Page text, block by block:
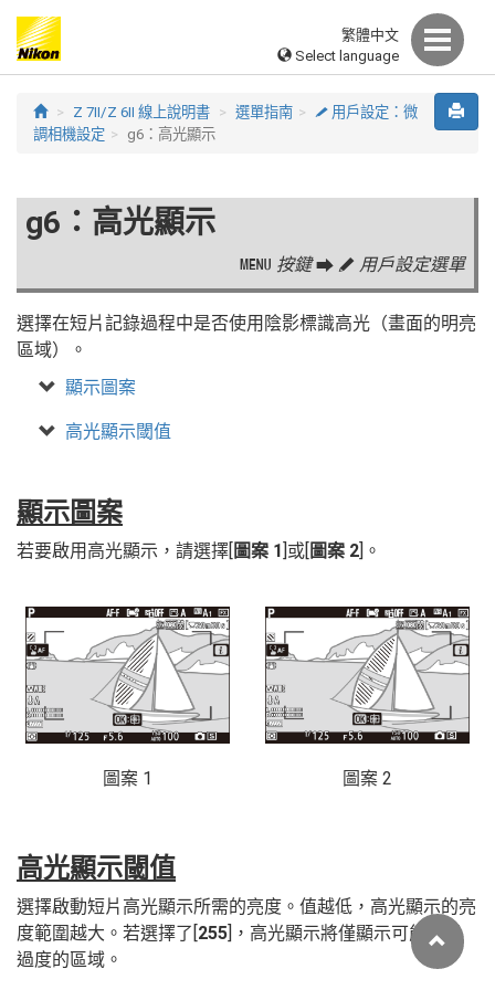
繁體中文
Select language
Z 7II/Z 6II 線上說明書 選單指南 A 用戶設定：微
調相機設定
g6：高光顯示
g6：高光顯示
G 按鍵U A 用戶設定選單
選擇在短片記錄過程中是否使用陰影標識高光（畫面的明亮
區域）。
顯示圖案
高光顯示閾值
顯示圖案
若要啟用高光顯示，請選擇[圖案 1]或[圖案 2]。
圖案 1 圖案 2
高光顯示閾值
選擇啟動短片高光顯示所需的亮度。值越低，高光顯示的亮
度範圍越大。若選擇了[255]，高光顯示將僅顯示可能曝光
過度的區域。